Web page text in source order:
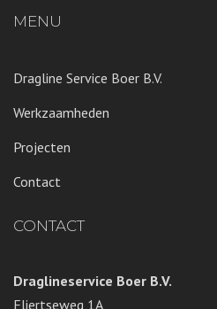
MENU
Dragline Service Boer B.V.
Werkzaamheden
Projecten
Contact
CONTACT
Draglineservice Boer B.V.
Fliertseweg 1A